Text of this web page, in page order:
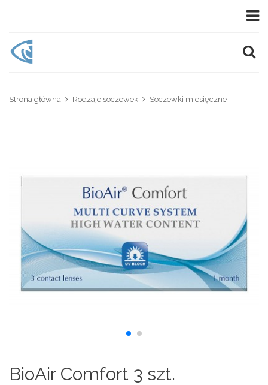
Strona główna Rodzaje soczewek Soczewki miesięczne
BioAir Comfort 3 szt.